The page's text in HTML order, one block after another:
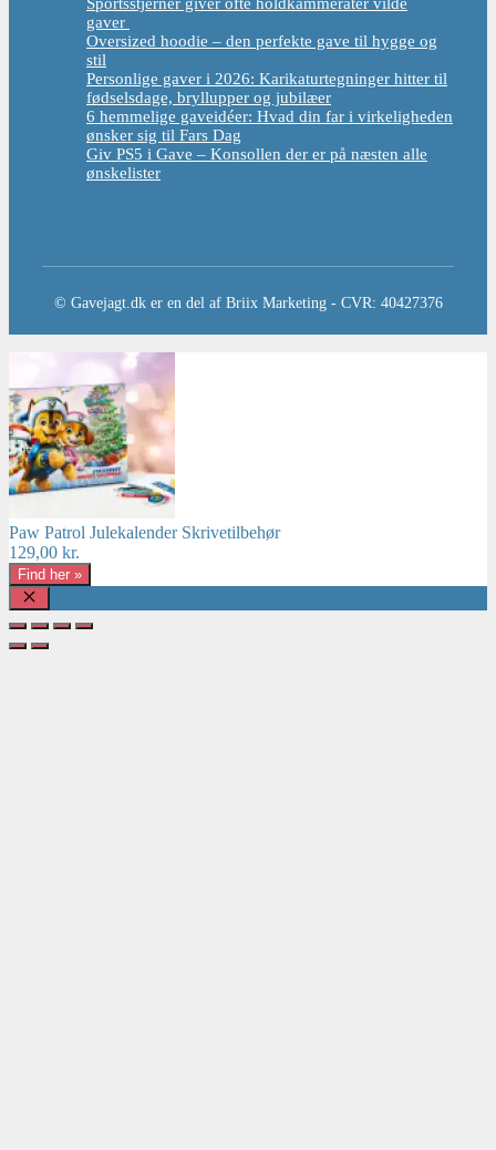
gaver
Oversized hoodie – den perfekte gave til hygge og
stil
Personlige gaver i 2026: Karikaturtegninger hitter til
fødselsdage, bryllupper og jubilæer
6 hemmelige gaveidéer: Hvad din far i virkeligheden
ønsker sig til Fars Dag
Giv PS5 i Gave – Konsollen der er på næsten alle
ønskelister
© Gavejagt.dk er en del af Briix Marketing - CVR: 40427376
Paw Patrol Julekalender Skrivetilbehør
129,00 kr.
Find her »
Luk